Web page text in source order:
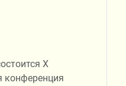
X
конференция